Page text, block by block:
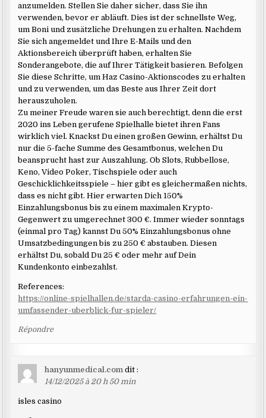
anzumelden. Stellen Sie daher sicher, dass Sie ihn
verwenden, bevor er abläuft. Dies ist der schnellste Weg,
um Boni und zusätzliche Drehungen zu erhalten. Nachdem
Sie sich angemeldet und Ihre E-Mails und den
Aktionsbereich überprüft haben, erhalten Sie
Sonderangebote, die auf Ihrer Tätigkeit basieren. Befolgen
Sie diese Schritte, um Haz Casino-Aktionscodes zu erhalten
und zu verwenden, um das Beste aus Ihrer Zeit dort
herauszuholen.
Zu meiner Freude waren sie auch berechtigt, denn die erst
2020 ins Leben gerufene Spielhalle bietet ihren Fans
wirklich viel. Knackst Du einen großen Gewinn, erhältst Du
nur die 5-fache Summe des Gesamtbonus, welchen Du
beansprucht hast zur Auszahlung. Ob Slots, Rubbellose,
Keno, Video Poker, Tischspiele oder auch
Geschicklichkeitsspiele – hier gibt es gleichermaßen nichts,
dass es nicht gibt. Hier erwarten Dich 150%
Einzahlungsbonus bis zu einem maximalen Krypto-
Gegenwert zu umgerechnet 300 €. Immer wieder sonntags
(einmal pro Tag) kannst Du 50% Einzahlungsbonus ohne
Umsatzbedingungen bis zu 250 € abstauben. Diesen
erhältst Du, sobald Du 25 € oder mehr auf Dein
Kundenkonto einbezahlst.
References:
https://online-spielhallen.de/starda-casino-erfahrungen-ein-
umfassender-uberblick-fur-spieler/
Répondre
hanyunmedical.com dit :
14/12/2025 à 20 h 50 min
isles casino